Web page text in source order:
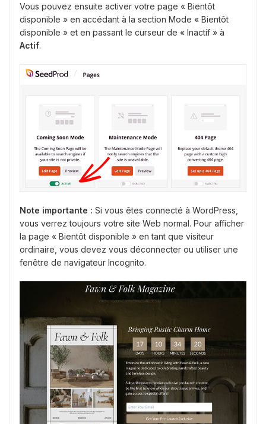
Vous pouvez ensuite activer votre page « Bientôt
disponible » en accédant à la section Mode « Bientôt
disponible » et en passant le curseur de « Inactif » à
Actif.
Note importante : Si vous êtes connecté à WordPress,
vous verrez toujours votre site Web normal. Pour afficher
la page « Bientôt disponible » en tant que visiteur
ordinaire, vous devez vous déconnecter ou utiliser une
fenêtre de navigateur Incognito.